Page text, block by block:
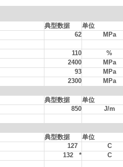
典型数据
单位
62
MPa
110
%
2400
MPa
93
MPa
2300
MPa
典型数据
单位
850
J/m
典型数据
单位
127
C
132 *
C